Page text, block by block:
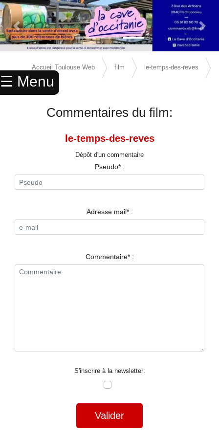
☰ Menu
× ACCUEIL
ANNUAIRE
SPORTS
RESTAURANTS
NUIT
Previous Slide Next
Accueil Toulouse Web film le-temps-des-reves
avis
Commentaires du film:
le-temps-des-reves
Dépôt d'un commentaire
Pseudo* :
Adresse mail* :
Commentaire* :
S'inscrire à la newsletter:
Valider